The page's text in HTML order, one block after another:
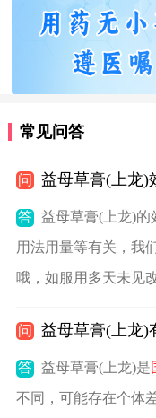
常见问答
问 益母草膏(上龙)
答 益母草膏(上龙)的
用法用量等有关，我
哦，如服用多天未见
问 益母草膏(上龙)
答 益母草膏(上龙)是
不同，可能存在个体